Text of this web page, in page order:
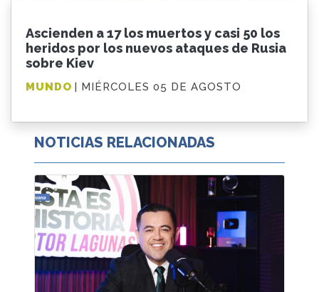
Ascienden a 17 los muertos y casi 50 los
heridos por los nuevos ataques de Rusia
sobre Kiev
MUNDO | MIÉRCOLES 05 DE AGOSTO
NOTICIAS RELACIONADAS